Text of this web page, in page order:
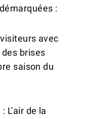
:
avec
brises
saison du
L'air de la